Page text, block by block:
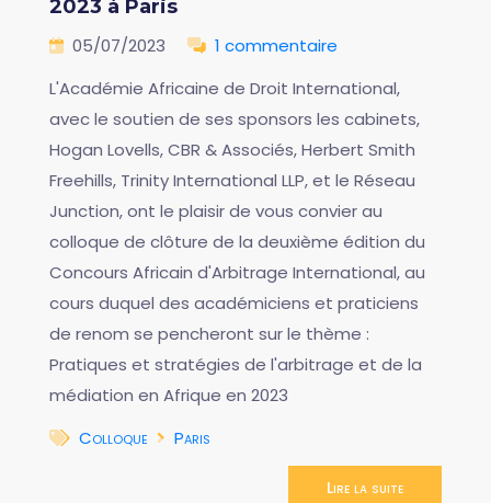
2023 à Paris
05/07/2023
1 commentaire
L'Académie Africaine de Droit International,
avec le soutien de ses sponsors les cabinets,
Hogan Lovells, CBR & Associés, Herbert Smith
Freehills, Trinity International LLP, et le Réseau
Junction, ont le plaisir de vous convier au
colloque de clôture de la deuxième édition du
Concours Africain d'Arbitrage International, au
cours duquel des académiciens et praticiens
de renom se pencheront sur le thème :
Pratiques et stratégies de l'arbitrage et de la
médiation en Afrique en 2023
Colloque
Paris
Lire la suite